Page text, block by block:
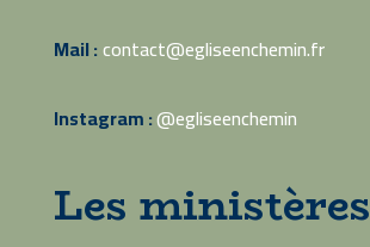
Mail :contact@egliseenchemin.fr
Instagram :@egliseenchemin
Les ministères